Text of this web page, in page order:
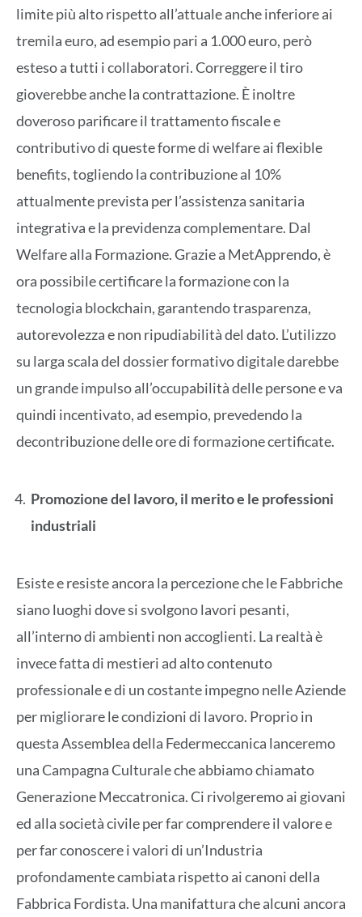
limite più alto rispetto all’attuale anche inferiore ai
tremila euro, ad esempio pari a 1.000 euro, però
esteso a tutti i collaboratori. Correggere il tiro
gioverebbe anche la contrattazione. È inoltre
doveroso parificare il trattamento fiscale e
contributivo di queste forme di welfare ai flexible
benefits, togliendo la contribuzione al 10%
attualmente prevista per l’assistenza sanitaria
integrativa e la previdenza complementare. Dal
Welfare alla Formazione. Grazie a MetApprendo, è
ora possibile certificare la formazione con la
tecnologia blockchain, garantendo trasparenza,
autorevolezza e non ripudiabilità del dato. L’utilizzo
su larga scala del dossier formativo digitale darebbe
un grande impulso all’occupabilità delle persone e va
quindi incentivato, ad esempio, prevedendo la
decontribuzione delle ore di formazione certificate.
Promozione del lavoro, il merito e le professioni
industriali
Esiste e resiste ancora la percezione che le Fabbriche
siano luoghi dove si svolgono lavori pesanti,
all’interno di ambienti non accoglienti. La realtà è
invece fatta di mestieri ad alto contenuto
professionale e di un costante impegno nelle Aziende
per migliorare le condizioni di lavoro. Proprio in
questa Assemblea della Federmeccanica lanceremo
una Campagna Culturale che abbiamo chiamato
Generazione Meccatronica. Ci rivolgeremo ai giovani
ed alla società civile per far comprendere il valore e
per far conoscere i valori di un’Industria
profondamente cambiata rispetto ai canoni della
Fabbrica Fordista. Una manifattura che alcuni ancora